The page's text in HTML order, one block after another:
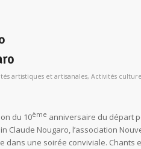
artistiques et artisanales, Activités
du 10ème anniversaire du départ
Claude Nougaro, l’association
dans une soirée conviviale. Chants